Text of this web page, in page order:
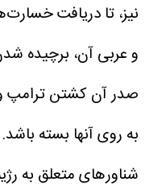
نیز، تا دریافت
و ‌عربی آن‌، برچیده
صدر آن کشتن ترامپ و
به روی آنها بسته باشد.
شناورهای متعلق به